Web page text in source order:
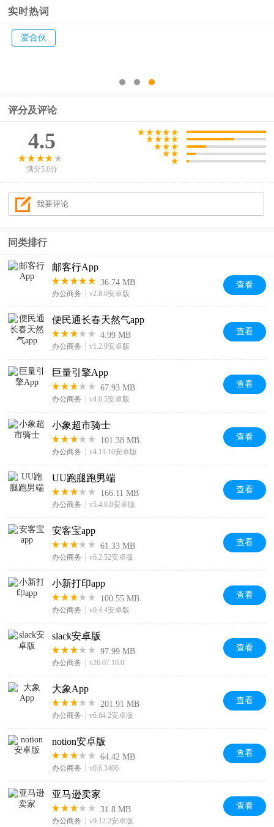
实时热词
爱合伙
评分及评论
4.5
满分5.0分
同类排行
邮客行App
36.74 MB
办公商务 v2.8.0安卓版
查看
便民通长春天然气app
4.99 MB
办公商务 v1.2.9安卓版
查看
巨量引擎App
67.93 MB
办公商务 v4.0.5安卓版
查看
小象超市骑士
101.38 MB
办公商务 v4.13.10安卓版
查看
UU跑腿跑男端
166.11 MB
办公商务 v5.4.8.0安卓版
查看
安客宝app
61.33 MB
办公商务 v6.2.52安卓版
查看
小新打印app
100.55 MB
办公商务 v0.4.4安卓版
查看
slack安卓版
97.99 MB
办公商务 v26.07.10.0
查看
大象App
201.91 MB
办公商务 v6.64.2安卓版
查看
notion安卓版
64.42 MB
办公商务 v0.6.3406
查看
亚马逊卖家
31.8 MB
办公商务 v9.12.2安卓版
查看